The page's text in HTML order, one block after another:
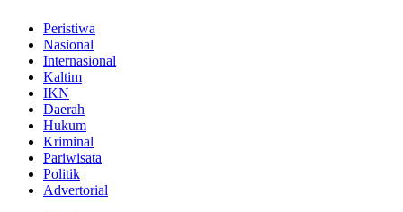
Peristiwa
Nasional
Internasional
Kaltim
IKN
Daerah
Hukum
Kriminal
Pariwisata
Politik
Advertorial